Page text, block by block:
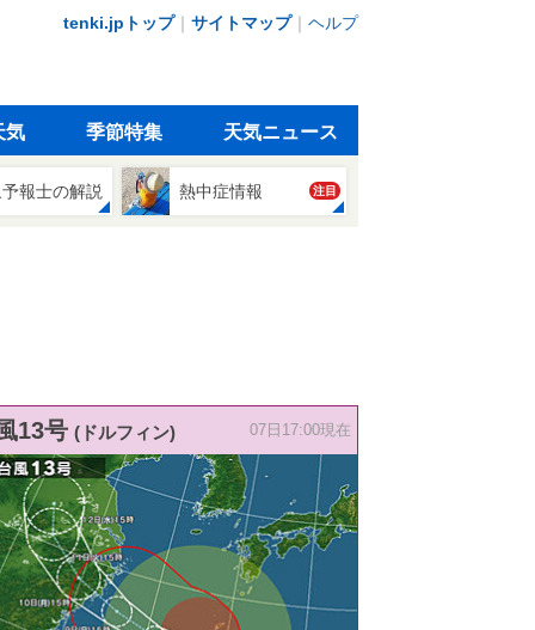
tenki.jpトップ｜ サイトマップ｜ ヘルプ
気 季節特集 天気ニュース
報士の解説 熱中症情報 注目
13号 (ドルフィン) 07日17:00現在